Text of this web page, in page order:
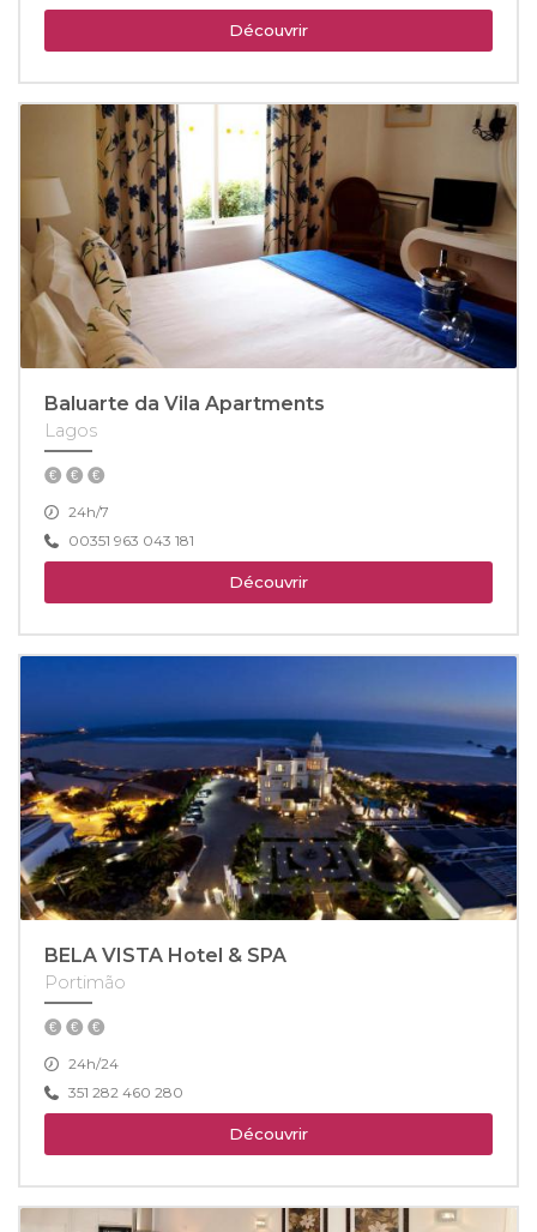
Découvrir
Baluarte da Vila Apartments
Lagos
24h/7
00351 963 043 181
Découvrir
BELA VISTA Hotel & SPA
Portimão
24h/24
351 282 460 280
Découvrir